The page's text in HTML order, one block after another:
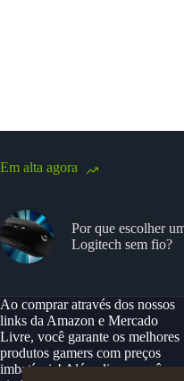
Em alta agora
Por que escolher
Logitech sem fio?
Ao comprar através dos nossos
links da Amazon e Mercado
Livre, você garante os melhores
produtos gamers com preços
imbatíveis! Além disso, você